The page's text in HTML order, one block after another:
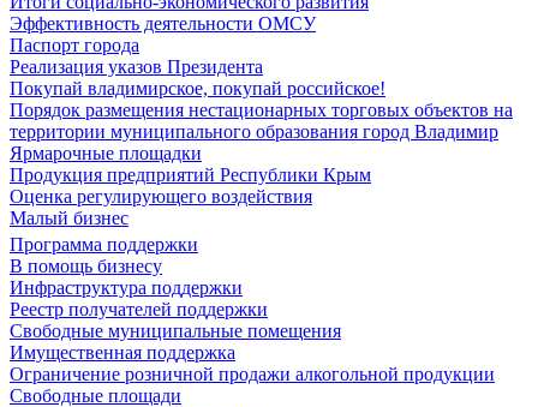
Эффективность деятельности ОМСУ
Паспорт города
Реализация указов Президента
Покупай владимирское, покупай российское!
Порядок размещения нестационарных торговых объектов на
территории муниципального образования город Владимир
Ярмарочные площадки
Продукция предприятий Республики Крым
Оценка регулирующего воздействия
Малый бизнес
Программа поддержки
В помощь бизнесу
Инфраструктура поддержки
Реестр получателей поддержки
Свободные муниципальные помещения
Имущественная поддержка
Ограничение розничной продажи алкогольной продукции
Свободные площади